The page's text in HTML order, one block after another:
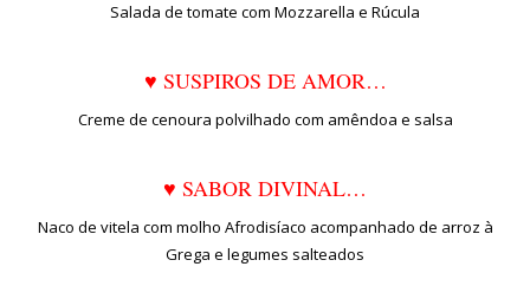
Salada de tomate com Mozzarella e Rúcula
♥ SUSPIROS DE AMOR…
Creme de cenoura polvilhado com amêndoa e salsa
♥ SABOR DIVINAL…
Naco de vitela com molho Afrodisíaco acompanhado de arroz à
Grega e legumes salteados